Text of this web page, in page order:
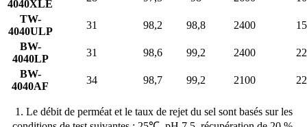
4040XLE
TW-
4040ULP
31 98,2 98,8 2400
BW-
4040LP
31 98,6 99,2 2400
BW-
4040AF
34 98,7 99,2 2100
1. Le débit de perméat et le taux de rejet du sel sont basés sur les